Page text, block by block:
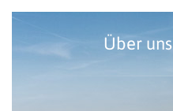
Über uns